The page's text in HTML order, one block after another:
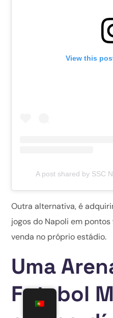
View this
A post shared by SSC
Outra alternativa, é
jogos do Napoli em
venda no próprio estádio.
Uma
Futebol